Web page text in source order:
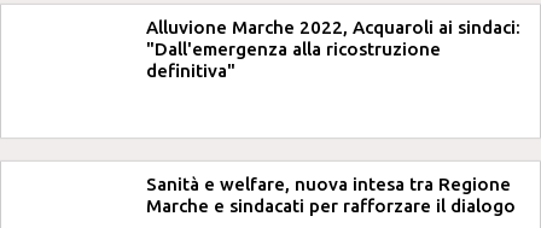
Alluvione Marche 2022, Acquaroli ai sindaci:
"Dall'emergenza alla ricostruzione
definitiva"
Sanità e welfare, nuova intesa tra Regione
Marche e sindacati per rafforzare il dialogo